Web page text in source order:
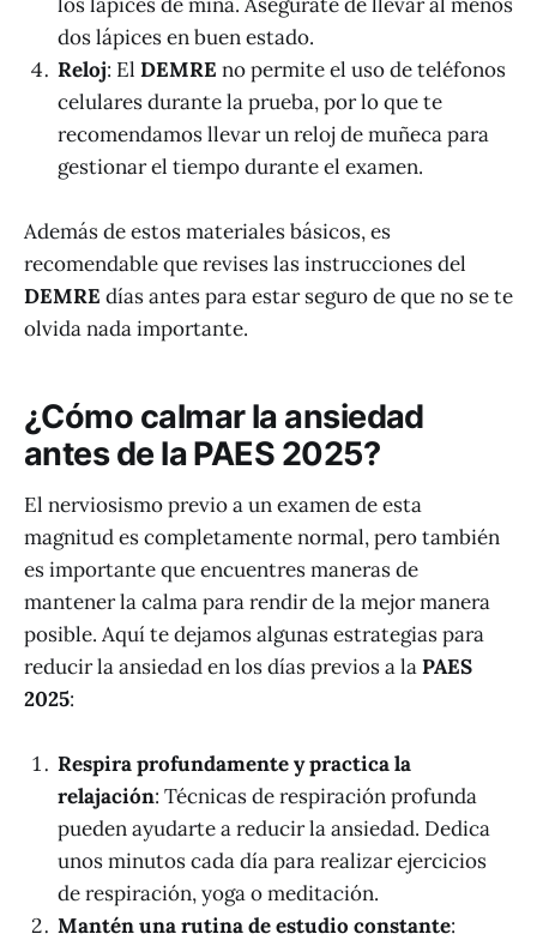
dos lápices en buen estado.
Reloj: El DEMRE no permite el uso de teléfonos
celulares durante la prueba, por lo que te
recomendamos llevar un reloj de muñeca para
gestionar el tiempo durante el examen.
Además de estos materiales básicos, es
recomendable que revises las instrucciones del
DEMRE días antes para estar seguro de que no se te
olvida nada importante.
¿Cómo calmar la ansiedad
antes de la PAES 2025?
El nerviosismo previo a un examen de esta
magnitud es completamente normal, pero también
es importante que encuentres maneras de
mantener la calma para rendir de la mejor manera
posible. Aquí te dejamos algunas estrategias para
reducir la ansiedad en los días previos a laPAES
2025:
Respira profundamente y practica la
relajación: Técnicas de respiración profunda
pueden ayudarte a reducir la ansiedad. Dedica
unos minutos cada día para realizar ejercicios
de respiración, yoga o meditación.
Mantén una rutina de estudio constante: